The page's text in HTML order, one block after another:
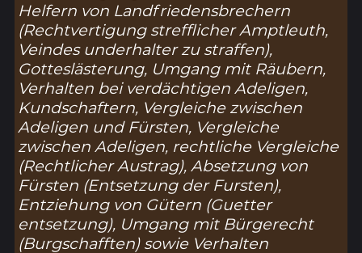
Helfern von Landfriedensbrechern
(Rechtvertigung strefflicher Amptleuth,
Veindes underhalter zu straffen),
Gotteslästerung, Umgang mit Räubern,
Verhalten bei verdächtigen Adeligen,
Kundschaftern, Vergleiche zwischen
Adeligen und Fürsten, Vergleiche
zwischen Adeligen, rechtliche Vergleiche
(Rechtlicher Austrag), Absetzung von
Fürsten (Entsetzung der Fursten),
Entziehung von Gütern (Guetter
entsetzung), Umgang mit Bürgerecht
(Burgschafften) sowie Verhalten